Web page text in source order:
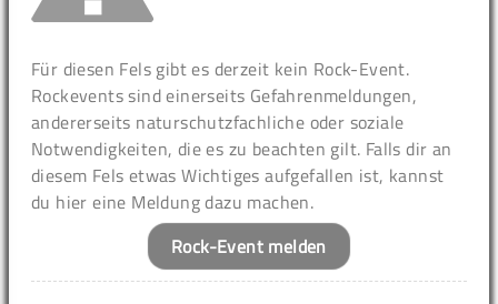
Für diesen Fels gibt es derzeit kein Rock-Event.
Rockevents sind einerseits Gefahrenmeldungen,
andererseits naturschutzfachliche oder soziale
Notwendigkeiten, die es zu beachten gilt. Falls dir an
diesem Fels etwas Wichtiges aufgefallen ist, kannst
du hier eine Meldung dazu machen.
Rock-Event melden